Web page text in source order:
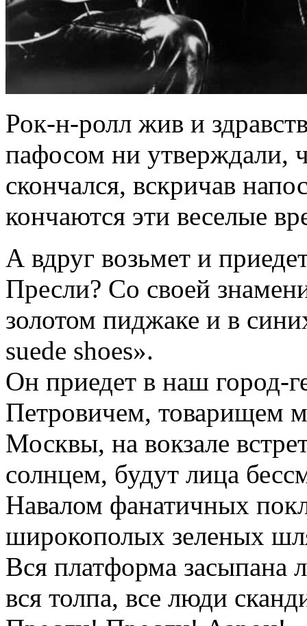
Рок-н-ролл жив и
пафосом ни утверждали,
скончался, вскричав
кончаются эти веселые
А вдруг возьмет и
Пресли? Со своей
золотом пиджаке и в
suede shoes».
Он приедет в наш город-
Петровичем, товарищем
Москвы, на вокзале
солнцем, будут лица
Навалом фанатичных
широкополых зеленых
Вся платформа засыпана
вся толпа, все люди